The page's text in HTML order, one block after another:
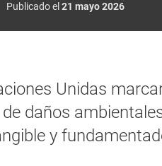
Publicado el 21 mayo 2026
Unidas
daños
y